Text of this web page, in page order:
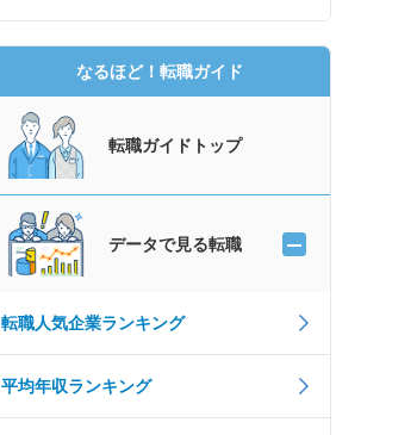
なるほど！転職ガイド
転職ガイドトップ
データで見る転職
転職人気企業ランキング
平均年収ランキング